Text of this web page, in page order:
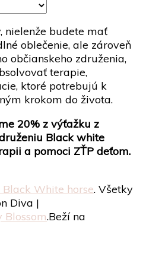
stránke
Možnosti
si
môžete
vybrať
na
stránke
produktu.
nielenže budete mať
oblečenie, ale zároveň
občianskeho združenia,
terapie,
ktoré potrebujú k
krokom do života.
20% z výťažku z
Black white
a pomoci ZŤP deťom.
Black White horse. Všetky
Diva |
Blossom.Beží na